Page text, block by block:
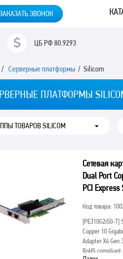
ЗВОНОК
ЦБ РФ80.9293
Серверные платформы / Silicom
ПЛАТФОРМЫ
ТОВАРОВ SILICOM
Сетевая
Dual Port
PCI
Код товара:
[PE310G2i50-T]
Copper 10
Adapter X4 Gen
RoHS compliant